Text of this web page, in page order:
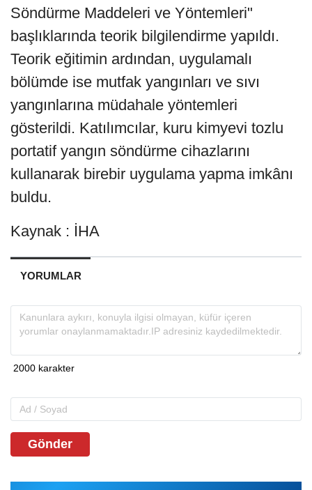
Söndürme Maddeleri ve Yöntemleri"
başlıklarında teorik bilgilendirme yapıldı.
Teorik eğitimin ardından, uygulamalı
bölümde ise mutfak yangınları ve sıvı
yangınlarına müdahale yöntemleri
gösterildi. Katılımcılar, kuru kimyevi tozlu
portatif yangın söndürme cihazlarını
kullanarak birebir uygulama yapma imkânı
buldu.
Kaynak : İHA
YORUMLAR
Gönder